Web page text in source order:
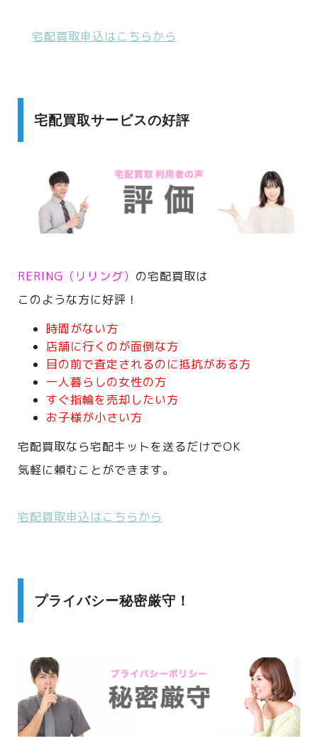
宅配買取申込はこちらから
宅配買取サービスの好評
RERING（リリング） の宅配買取は
このような方に好評！
時間がない方
店舗に行くのが面倒な方
目の前で査定されるのに抵抗がある方
一人暮らしの女性の方
すぐ指輪を売却したい方
お子様が小さい方
宅配買取なら宅配キットを送るだけでOK
気軽に頼むことができます。
宅配買取申込はこちらから
プライバシー秘密厳守！